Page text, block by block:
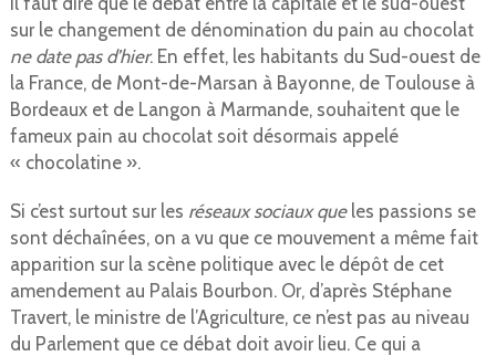
sur le changement de dénomination du pain au chocolat
ne date pas d’hier. En effet, les habitants du Sud-ouest de
la France, de Mont-de-Marsan à Bayonne, de Toulouse à
Bordeaux et de Langon à Marmande, souhaitent que le
fameux pain au chocolat soit désormais appelé
« chocolatine ».
Si c’est surtout sur les réseaux sociaux queles passions se
sont déchaînées, on a vu que ce mouvement a même fait
apparition sur la scène politique avec le dépôt de cet
amendement au Palais Bourbon. Or, d’après Stéphane
Travert, le ministre de l’Agriculture, ce n’est pas au niveau
du Parlement que ce débat doit avoir lieu. Ce qui a